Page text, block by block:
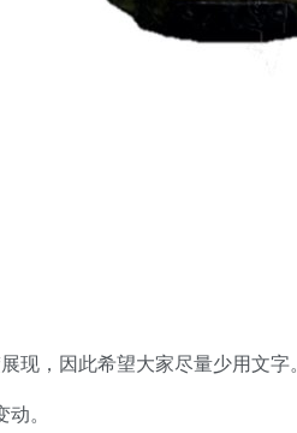
现，因此希望大家尽量少用文字。
。